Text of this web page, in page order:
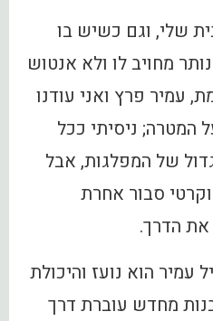
שלי, וגם כשיש בו
מחויב לו ולא אנטוש
עמיר פרץ ואני עודנו
המטרה; ניסיתי ככל
של המפלגות, אבל
סבור אחרת
את הדרך.
עמיר הוא נועז והיכולת
מחדש עוברת דרך